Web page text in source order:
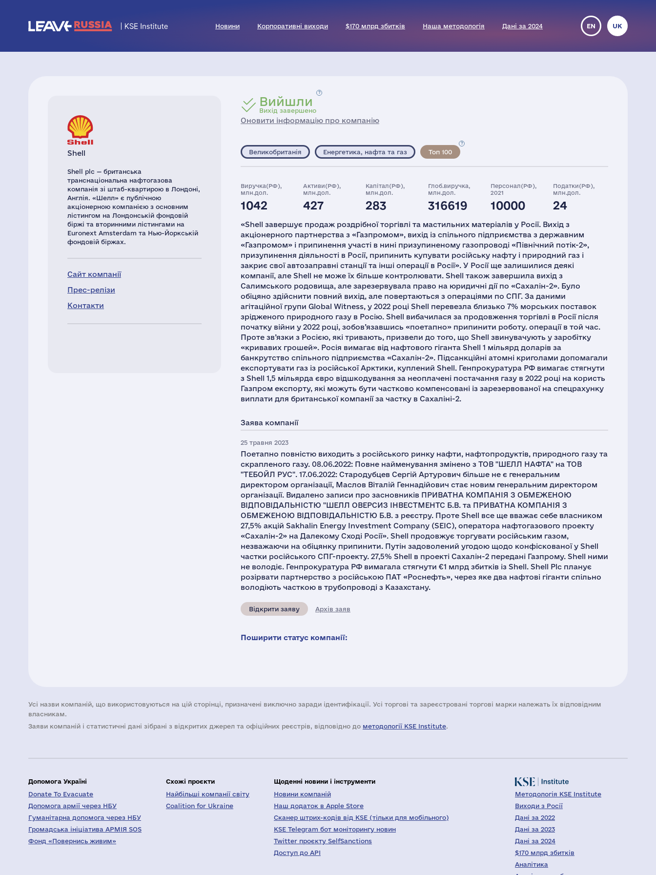
Новини Корпоративні виходи $170 млрд збитків Наша методологія Дані за 2024 EN UK
Shell
Shell plc — британська
транснаціональна нафтогазова
компанія зі штаб-квартирою в Лондоні,
Англія. «Шелл» є публічною
акціонерною компанією з основним
лістингом на Лондонській фондовій
біржі та вторинними лістингами на
Euronext Amsterdam та Нью-Йоркській
фондовій біржах.
Сайт компанії
Прес-релізи
Контакти
Вийшли
Вихід завершено
Оновити інформацію про компанію
Великобританія Енергетика, нафта та газ Топ 100
Виручка(РФ),
млн.дол.
1042
Активи(РФ),
млн.дол.
427
Капітал(РФ),
млн.дол.
283
Глоб.виручка,
млн.дол.
316619
Персонал(РФ),
2021
10000
Податки(РФ),
млн.дол.
24
«Shell завершує продаж роздрібної торгівлі та мастильних матеріалів у Росії. Вихід з
акціонерного партнерства з «Газпромом», вихід із спільного підприємства з державним
«Газпромом» і припинення участі в нині призупиненому газопроводі «Північний потік-2»,
призупинення діяльності в Росії, припинить купувати російську нафту і природний газ і
закриє свої автозаправні станції та інші операції в Росії». У Росії ще залишилися деякі
компанії, але Shell не може їх більше контролювати. Shell також завершила вихід з
Салимського родовища, але зарезервувала право на юридичні дії по «Сахалін-2». Було
обіцяно здійснити повний вихід, але повертаються з операціями по СПГ. За даними
агітаційної групи Global Witness, у 2022 році Shell перевезла близько 7% морських поставок
зрідженого природного газу в Росію. Shell вибачилася за продовження торгівлі в Росії після
початку війни у 2022 році, зобов’язавшись «поетапно» припинити роботу. операції в той час.
Проте зв’язки з Росією, які тривають, призвели до того, що Shell звинувачують у заробітку
«кривавих грошей». Росія вимагає від нафтового гіганта Shell 1 мільярд доларів за
банкрутство спільного підприємства «Сахалін-2». Підсанкційні атомні криголами допомагали
експортувати газ із російської Арктики, куплений Shell. Генпрокуратура РФ вимагає стягнути
з Shell 1,5 мільярда євро відшкодування за неоплачені постачання газу в 2022 році на користь
Газпром експорту, які можуть бути частково компенсовані із зарезервованої на спецрахунку
виплати для британської компанії за частку в Сахаліні-2.
Заява компанії
25 травня 2023
Поетапно повністю виходить з російського ринку нафти, нафтопродуктів, природного газу та
скрапленого газу. 08.06.2022: Повне найменування змінено з ТОВ "ШЕЛЛ НАФТА" на ТОВ
"ТЕБОЙЛ РУС". 17.06.2022: Стародубцев Сергій Артурович більше не є генеральним
директором організації, Маслов Віталій Геннадійович стає новим генеральним директором
організації. Видалено записи про засновників ПРИВАТНА КОМПАНІЯ З ОБМЕЖЕНОЮ
ВІДПОВІДАЛЬНІСТЮ "ШЕЛЛ ОВЕРСИЗ ІНВЕСТМЕНТС Б.В. та ПРИВАТНА КОМПАНІЯ З
ОБМЕЖЕНОЮ ВІДПОВІДАЛЬНІСТЮ Б.В. з реєстру. Проте Shell все ще вважає себе власником
27,5% акцій Sakhalin Energy Investment Company (SEIC), оператора нафтогазового проекту
«Сахалін-2» на Далекому Сході Росії». Shell продовжує торгувати російським газом,
незважаючи на обіцянку припинити. Путін задоволений угодою щодо конфіскованої у Shell
частки російського СПГ-проекту. 27,5% Shell в проекті Сахалін-2 передані Газпрому. Shell ними
не володіє. Генпрокуратура РФ вимагала стягнути €1 млрд збитків із Shell. Shell Plc планує
розірвати партнерство з російською ПАТ «Роснефть», через яке два нафтові гіганти спільно
володіють часткою в трубопроводі з Казахстану.
Відкрити заяву Архів заяв
Поширити статус компанії:
Усі назви компаній, що використовуються на цій сторінці, призначені виключно заради ідентифікації. Усі торгові та зареєстровані торгові марки належать їх відповідним
власникам.
Заяви компаній i статистичні дані зібрані з відкритих джерел та офіційних реєстрів, відповідно до методології KSE Institute.
Допомога Україні
Donate To Evacuate
Допомога армії через НБУ
Гуманітарна допомога через НБУ
Громадська ініціатива АРМІЯ SOS
Фонд «Повернись живим»
Схожі проєкти
Найбільші компанії світу
Coalition for Ukraine
Щоденні новини і інструменти
Новини компаній
Наш додаток в Apple Store
Сканер штрих-кодів від KSE (тільки для мобільного)
KSE Telegram бот моніторингу новин
Twitter проєкту SelfSanctions
Доступ до API
Методологія KSE Institute
Виходи з Росії
Дані за 2022
Дані за 2023
Дані за 2024
$170 млрд збитків
Аналітика